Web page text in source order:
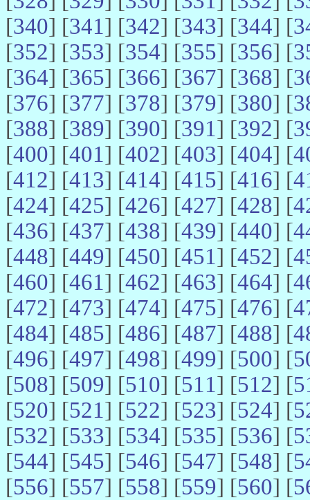
[340] [341] [342] [343] [344] [
[352] [353] [354] [355] [356] [
[364] [365] [366] [367] [368] [
[376] [377] [378] [379] [380] [
[388] [389] [390] [391] [392] [
[400] [401] [402] [403] [404] [
[412] [413] [414] [415] [416] [
[424] [425] [426] [427] [428] [
[436] [437] [438] [439] [440] [
[448] [449] [450] [451] [452] [
[460] [461] [462] [463] [464] [
[472] [473] [474] [475] [476] [
[484] [485] [486] [487] [488] [
[496] [497] [498] [499] [500] [
[508] [509] [510] [511] [512] [
[520] [521] [522] [523] [524] [
[532] [533] [534] [535] [536] [
[544] [545] [546] [547] [548] [
[556] [557] [558] [559] [560] [